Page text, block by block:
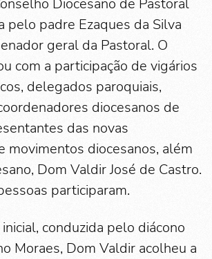
pelo padre Ezaques da Silva
geral da Pastoral. O
com a participação de vigários
delegados paroquiais,
diocesanos de
das novas
movimentos diocesanos, além
Dom Valdir José de Castro.
participaram.
conduzida pelo diácono
Moraes, Dom Valdir acolheu a